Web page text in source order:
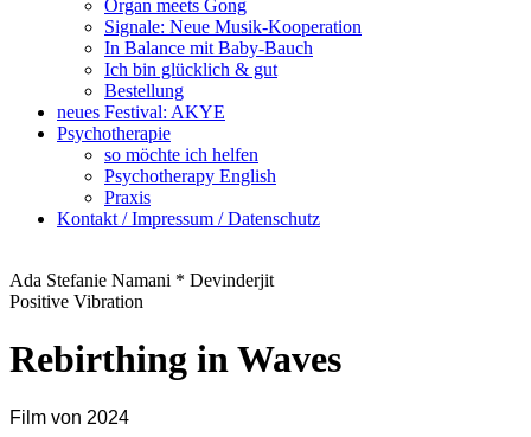
Organ meets Gong
Signale: Neue Musik-Kooperation
In Balance mit Baby-Bauch
Ich bin glücklich & gut
Bestellung
neues Festival: AKYE
Psychotherapie
so möchte ich helfen
Psychotherapy English
Praxis
Kontakt / Impressum / Datenschutz
Ada Stefanie Namani * Devinderjit
Positive Vibration
Rebirthing in Waves
Film von 2024